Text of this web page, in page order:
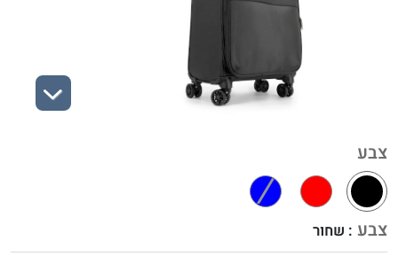
צבע
צבע : שחור
Next